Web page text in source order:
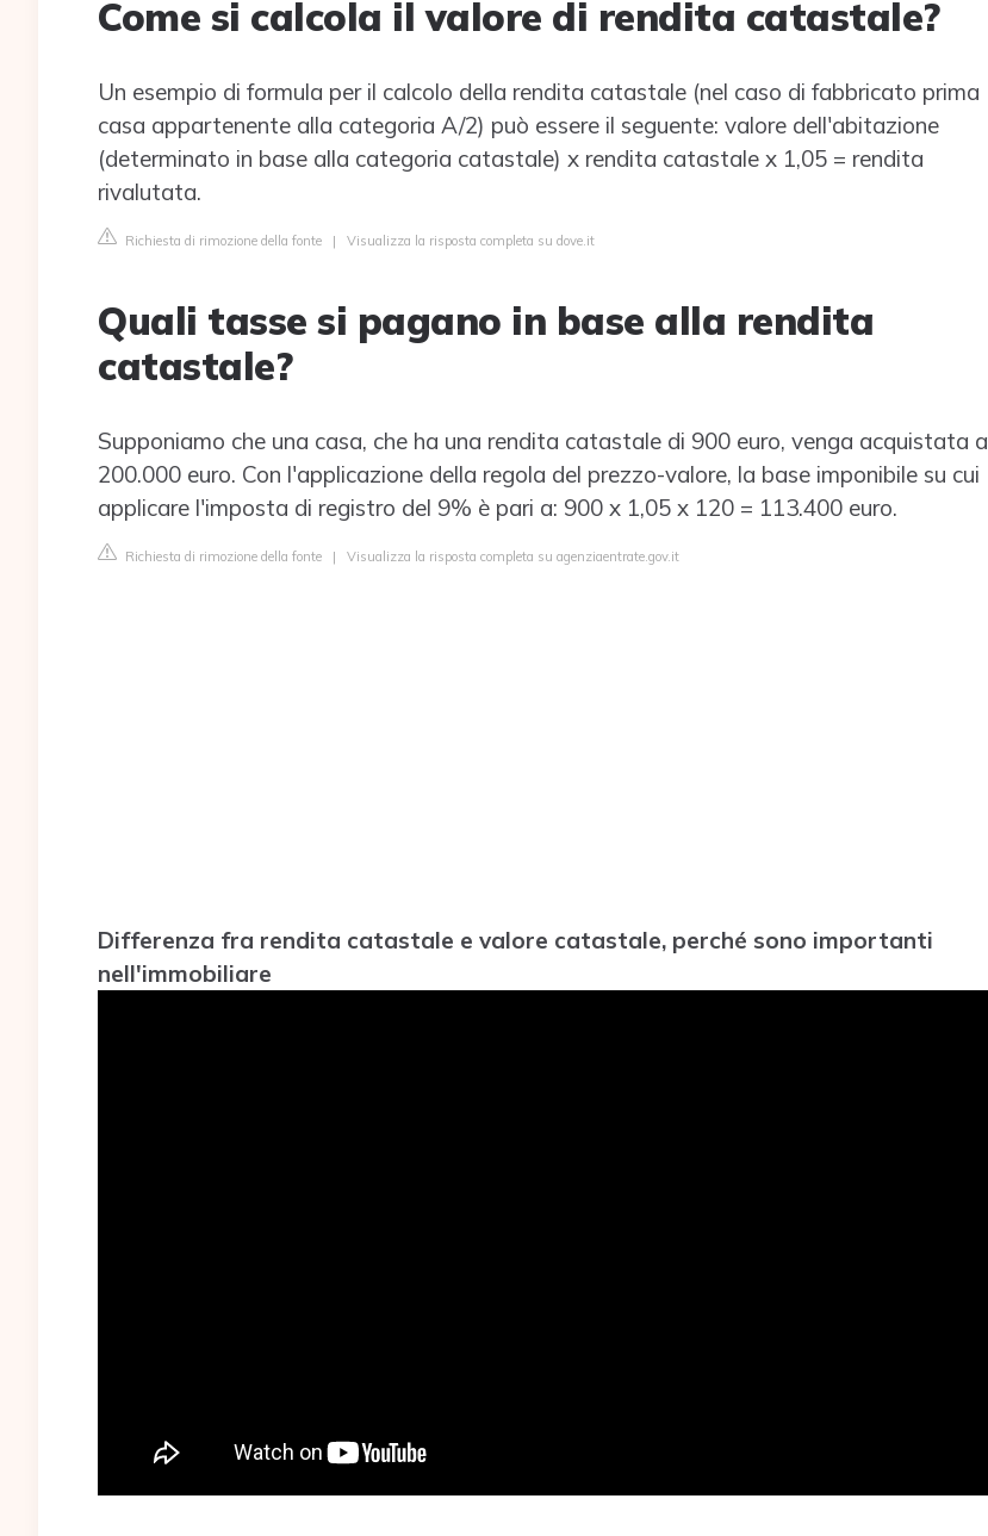
Come si calcola il valore di rendita catastale?
Un esempio di formula per il calcolo della rendita catastale (nel caso di fabbricato prima
casa appartenente alla categoria A/2) può essere il seguente: valore dell'abitazione
(determinato in base alla categoria catastale) x rendita catastale x 1,05 = rendita
rivalutata.
Richiesta di rimozione della fonte | Visualizza la risposta completa su dove.it
Quali tasse si pagano in base alla rendita
catastale?
Supponiamo che una casa, che ha una rendita catastale di 900 euro, venga acquistata a
200.000 euro. Con l'applicazione della regola del prezzo-valore, la base imponibile su cui
applicare l'imposta di registro del 9% è pari a: 900 x 1,05 x 120 = 113.400 euro.
Richiesta di rimozione della fonte | Visualizza la risposta completa su agenziaentrate.gov.it
Differenza fra rendita catastale e valore catastale, perché sono importanti
nell'immobiliare